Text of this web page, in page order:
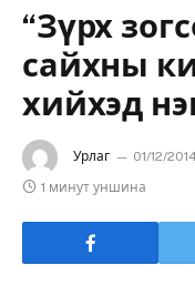
“Зүрх
сайхны
хийхэд
Урлаг 01/12/
1 минут уншина